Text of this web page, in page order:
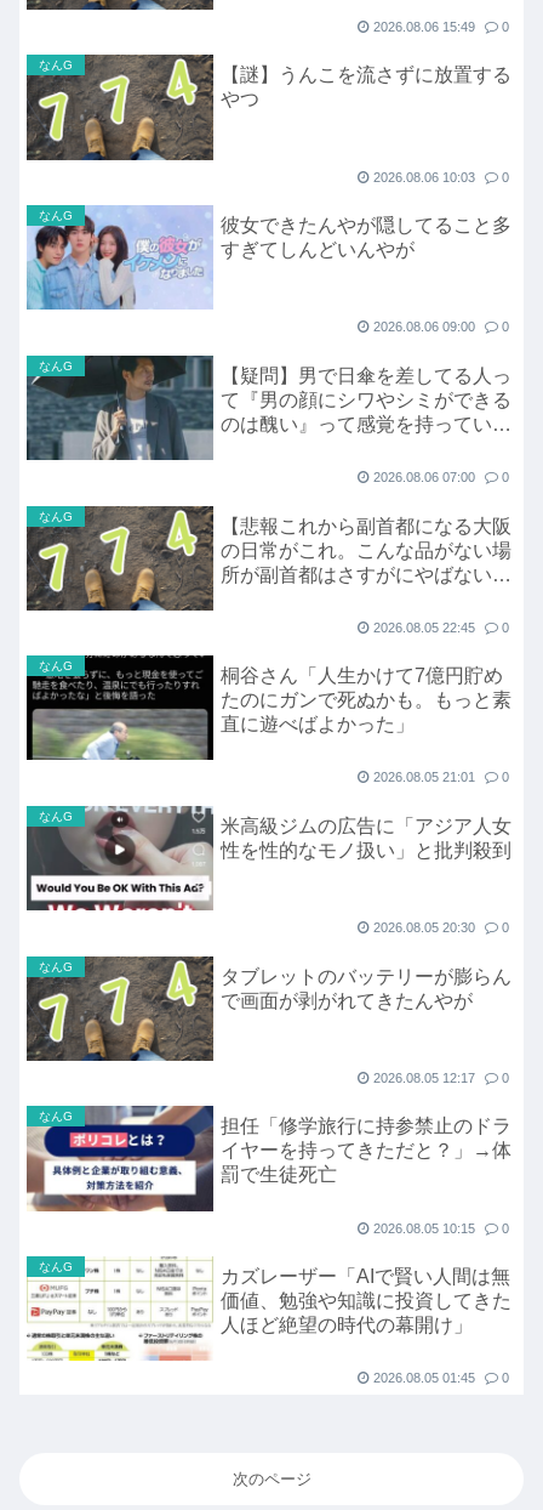
2026.08.06 15:49 0
なんG
【謎】うんこを流さずに放置する
やつ
2026.08.06 10:03 0
なんG
彼女できたんやが隠してること多
すぎてしんどいんやが
2026.08.06 09:00 0
なんG
【疑問】男で日傘を差してる人っ
て『男の顔にシワやシミができる
のは醜い』って感覚を持っている
2026.08.06 07:00 0
なんG
【悲報これから副首都になる大阪
の日常がこれ。こんな品がない場
所が副首都はさすがにやばない
2026.08.05 22:45 0
なんG
桐谷さん「人生かけて7億円貯め
たのにガンで死ぬかも。もっと素
直に遊べばよかった」
2026.08.05 21:01 0
なんG
米高級ジムの広告に「アジア人女
性を性的なモノ扱い」と批判殺到
2026.08.05 20:30 0
なんG
タブレットのバッテリーが膨らん
で画面が剥がれてきたんやが
2026.08.05 12:17 0
なんG
担任「修学旅行に持参禁止のドラ
イヤーを持ってきただと？」→体
罰で生徒死亡
2026.08.05 10:15 0
なんG
カズレーザー「AIで賢い人間は無
価値、勉強や知識に投資してきた
人ほど絶望の時代の幕開け」
2026.08.05 01:45 0
次のページ